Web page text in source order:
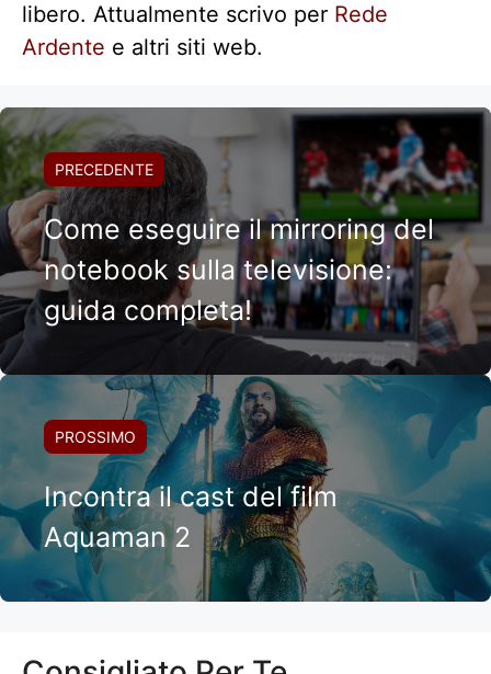
libero. Attualmente scrivo per Rede
Ardente e altri siti web.
PRECEDENTE
Come eseguire il mirroring del
notebook sulla televisione:
guida completa!
PROSSIMO
Incontra il cast del film
Aquaman 2